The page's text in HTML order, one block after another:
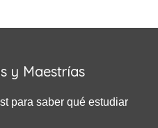
y Maestrías
para saber qué estudiar